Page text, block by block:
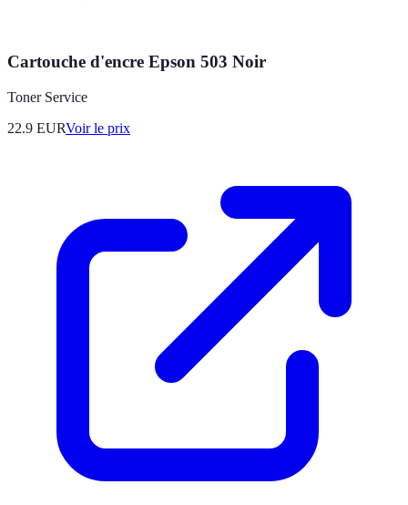
Cartouche d'encre Epson 503 Noir
Toner Service
22.9 EURVoir le prix